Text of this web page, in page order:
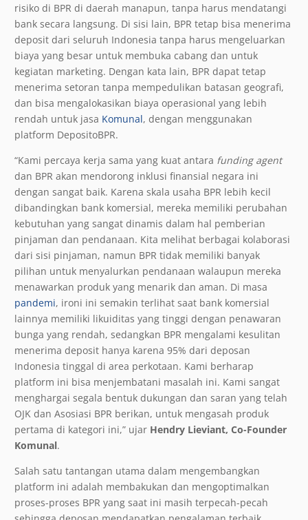
risiko di BPR di daerah manapun, tanpa harus mendatangi
bank secara langsung. Di sisi lain, BPR tetap bisa menerima
deposit dari seluruh Indonesia tanpa harus mengeluarkan
biaya yang besar untuk membuka cabang dan untuk
kegiatan marketing. Dengan kata lain, BPR dapat tetap
menerima setoran tanpa mempedulikan batasan geografi,
dan bisa mengalokasikan biaya operasional yang lebih
rendah untuk jasa Komunal, dengan menggunakan
platform DepositoBPR.
“Kami percaya kerja sama yang kuat antara funding agent
dan BPR akan mendorong inklusi finansial negara ini
dengan sangat baik. Karena skala usaha BPR lebih kecil
dibandingkan bank komersial, mereka memiliki perubahan
kebutuhan yang sangat dinamis dalam hal pemberian
pinjaman dan pendanaan. Kita melihat berbagai kolaborasi
dari sisi pinjaman, namun BPR tidak memiliki banyak
pilihan untuk menyalurkan pendanaan walaupun mereka
menawarkan produk yang menarik dan aman. Di masa
pandemi, ironi ini semakin terlihat saat bank komersial
lainnya memiliki likuiditas yang tinggi dengan penawaran
bunga yang rendah, sedangkan BPR mengalami kesulitan
menerima deposit hanya karena 95% dari deposan
Indonesia tinggal di area perkotaan. Kami berharap
platform ini bisa menjembatani masalah ini. Kami sangat
menghargai segala bentuk dukungan dan saran yang telah
OJK dan Asosiasi BPR berikan, untuk mengasah produk
pertama di kategori ini,” ujar Hendry Lieviant, Co-Founder
Komunal.
Salah satu tantangan utama dalam mengembangkan
platform ini adalah membakukan dan mengoptimalkan
proses-proses BPR yang saat ini masih terpecah-pecah